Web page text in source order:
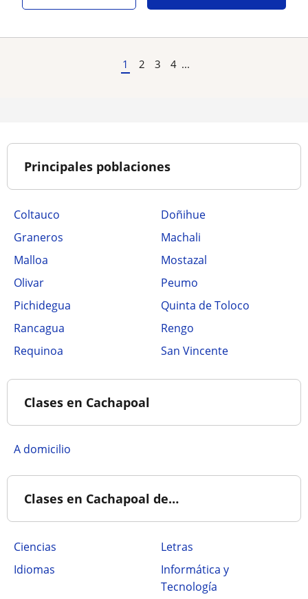
1 2 3 4 ...
Principales poblaciones
Coltauco
Doñihue
Graneros
Machali
Malloa
Mostazal
Olivar
Peumo
Pichidegua
Quinta de Toloco
Rancagua
Rengo
Requinoa
San Vincente
Clases en Cachapoal
a domicilio
Clases en Cachapoal de…
Ciencias
Letras
Idiomas
Informática y
Tecnología